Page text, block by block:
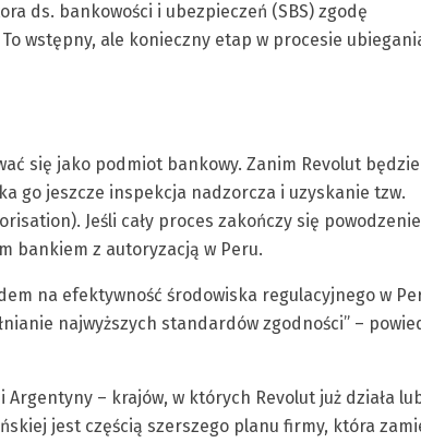
ds. bankowości i ubezpieczeń (SBS) zgodę
wstępny, ale konieczny etap w procesie
się jako podmiot bankowy. Zanim Revolut będzie
go jeszcze inspekcja nadzorcza i uzyskanie tzw.
Jeśli cały proces zakończy się
bankiem z autoryzacją w Peru.
na efektywność środowiska regulacyjnego w
najwyższych standardów zgodności” –
Argentyny – krajów, w których Revolut już działa
jest częścią szerszego planu firmy, która